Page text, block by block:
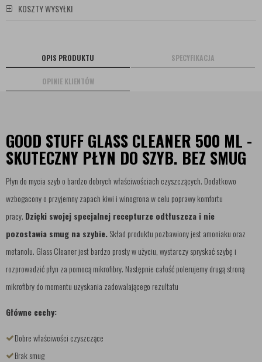
KOSZTY WYSYŁKI
OPIS PRODUKTU SPECYFIKACJA
OPINIE KLIENTÓW
GOOD STUFF GLASS CLEANER 500 ML -
SKUTECZNY PŁYN DO SZYB. BEZ SMUG
Płyn do mycia szyb o bardzo dobrych właściwościach czyszczących. Dodatkowo
wzbogacony o przyjemny zapach kiwi i winogrona w celu poprawy komfortu
pracy. Dzięki swojej specjalnej recepturze odtłuszcza i nie
pozostawia smug na szybie.Skład produktu pozbawiony jest amoniaku oraz
metanolu. Glass Cleaner jest bardzo prosty w użyciu, wystarczy spryskać szybę i
rozprowadzić płyn za pomocą mikrofibry. Następnie całość polerujemy drugą stroną
mikrofibry do momentu uzyskania zadowalającego rezultatu
Główne cechy:
Dobre właściwości czyszczące
Brak smug